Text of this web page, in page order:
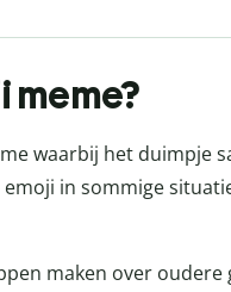
meme?
waarbij het duimpje
in sommige
maken over oudere